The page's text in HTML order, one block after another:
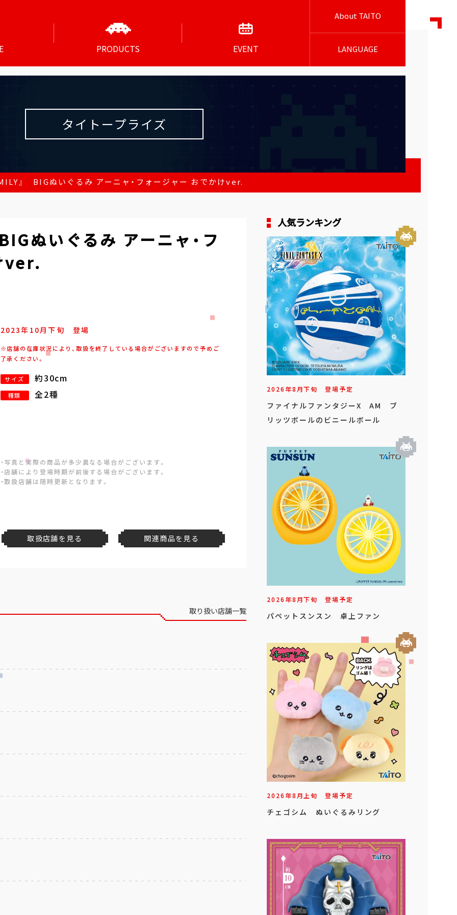
PRODUCTS EVENT
About TAITO
LANGUAGE
タイトープライズ
』 BIGぬいぐるみ アーニャ・フォージャー おでかけver.
ぬいぐるみ アーニャ・フ
ver.
2023年 10月下旬 登場
※店舗の在庫状況により、取扱を終了している場合がございますので予めご
了承ください。
サイズ 約30cm
種類 全2種
・写真と実際の商品が多少異なる場合がございます。
・店舗により登場時期が前後する場合がございます。
・取扱店舗は随時更新となります。
取扱店舗を見る 関連商品を見る
取り扱い店舗一覧
人気ランキング
2026年8月下旬 登場予定
ファイナルファンタジーX AM ブ
リッツボールのビニールボール
2026年8月下旬 登場予定
パペットスンスン 卓上ファン
2026年8月上旬 登場予定
チェゴシム ぬいぐるみリング